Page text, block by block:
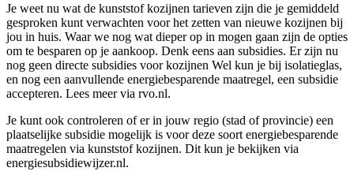
Je weet nu wat de kunststof kozijnen tarieven zijn die je gemiddeld
gesproken kunt verwachten voor het zetten van nieuwe kozijnen bij
jou in huis. Waar we nog wat dieper op in mogen gaan zijn de opties
om te besparen op je aankoop. Denk eens aan subsidies. Er zijn nu
nog geen directe subsidies voor kozijnen Wel kun je bij isolatieglas,
en nog een aanvullende energiebesparende maatregel, een subsidie
accepteren. Lees meer via rvo.nl.
Je kunt ook controleren of er in jouw regio (stad of provincie) een
plaatselijke subsidie mogelijk is voor deze soort energiebesparende
maatregelen via kunststof kozijnen. Dit kun je bekijken via
energiesubsidiewijzer.nl.